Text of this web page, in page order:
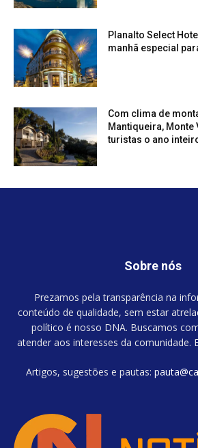
Planalto Select
manhã especial
Com clima de
Mantiqueira,
turistas o ano
Sobre nós
Prezamos pela transparência na
conteúdo de qualidade, sem estar
político é nosso DNA. Buscamos
atender aos interesses da comunidade.
Artigos, sugestões e pautas: